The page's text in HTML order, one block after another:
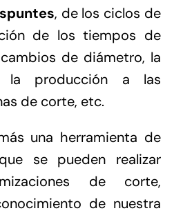
, de los ciclos de
de los tiempos de
de diámetro, la
la producción a las
de corte, etc.
una herramienta de
se pueden realizar
de corte,
de nuestra